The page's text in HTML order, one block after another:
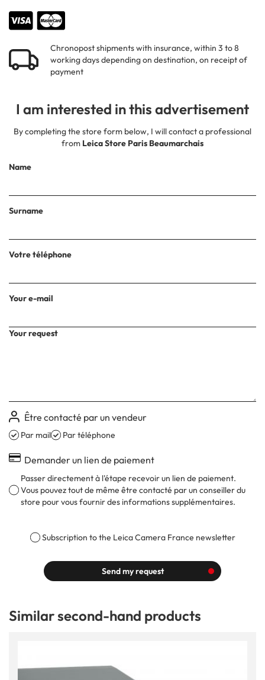
Chronopost shipments with insurance, within 3 to 8
working days depending on destination, on receipt of
payment
I am interested in this advertisement
By completing the store form below, I will contact a professional
from Leica Store Paris Beaumarchais
Name
Surname
Votre téléphone
Your e-mail
Your request
Être contacté par un vendeur
Par mail Par téléphone
Demander un lien de paiement
Passer directement à l'étape recevoir un lien de paiement.
Vous pouvez tout de même être contacté par un conseiller du
store pour vous fournir des informations supplémentaires.
Subscription to the Leica Camera France newsletter
Send my request
Similar second-hand products